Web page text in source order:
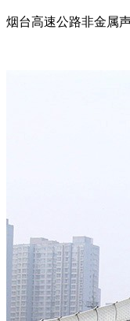
烟台高速公路非金属